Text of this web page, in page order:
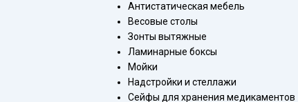
Антистатическая мебель
Весовые столы
Зонты вытяжные
Ламинарные боксы
Мойки
Надстройки и стеллажи
Сейфы для хранения медикаментов